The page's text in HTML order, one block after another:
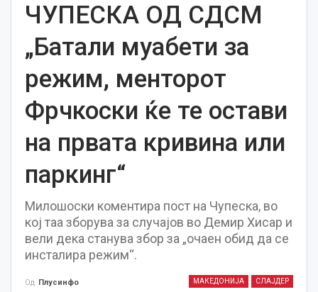
ЧУПЕСКА ОД СДСМ
„Батали муабети за
режим, менторот
Фрчкоски ќе те остави
на првата кривина или
паркинг“
Милошоски коментира пост на Чупеска, во
кој таа зборува за случајов во Демир Хисар и
вели дека станува збор за „очаен обид да се
инсталира режим“.
МАКЕДОНИЈА СЛАЈДЕР
Од Плусинфо